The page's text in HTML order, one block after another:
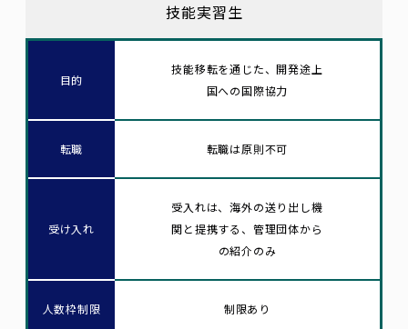
技能実習生
目的
技能移転を通じた、開発途上
国への国際協力
転職 転職は原則不可
受け入れ
受入れは、海外の送り出し機
関と提携する、 管理団体から
の紹介のみ
人数枠制限 制限あり